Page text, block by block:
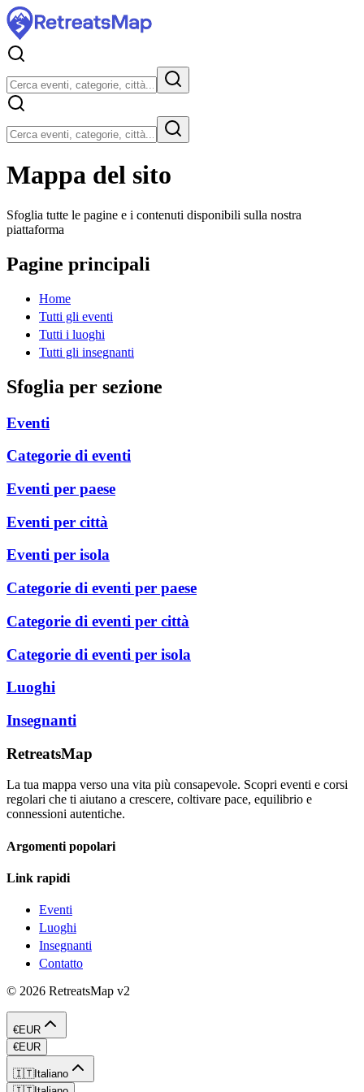
Mappa del sito
Sfoglia tutte le pagine e i contenuti disponibili sulla nostra
piattaforma
Pagine principali
Home
Tutti gli eventi
Tutti i luoghi
Tutti gli insegnanti
Sfoglia per sezione
Eventi
Categorie di eventi
Eventi per paese
Eventi per città
Eventi per isola
Categorie di eventi per paese
Categorie di eventi per città
Categorie di eventi per isola
Luoghi
Insegnanti
RetreatsMap
La tua mappa verso una vita più consapevole. Scopri eventi e corsi
regolari che ti aiutano a crescere, coltivare pace, equilibrio e
connessioni autentiche.
Argomenti popolari
Link rapidi
Eventi
Luoghi
Insegnanti
Contatto
© 2026 RetreatsMap v2
€EUR
€EUR
🇮🇹Italiano